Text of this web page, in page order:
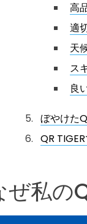
高
適
天
ス
良
ぼやけた
QR
ぜ私の